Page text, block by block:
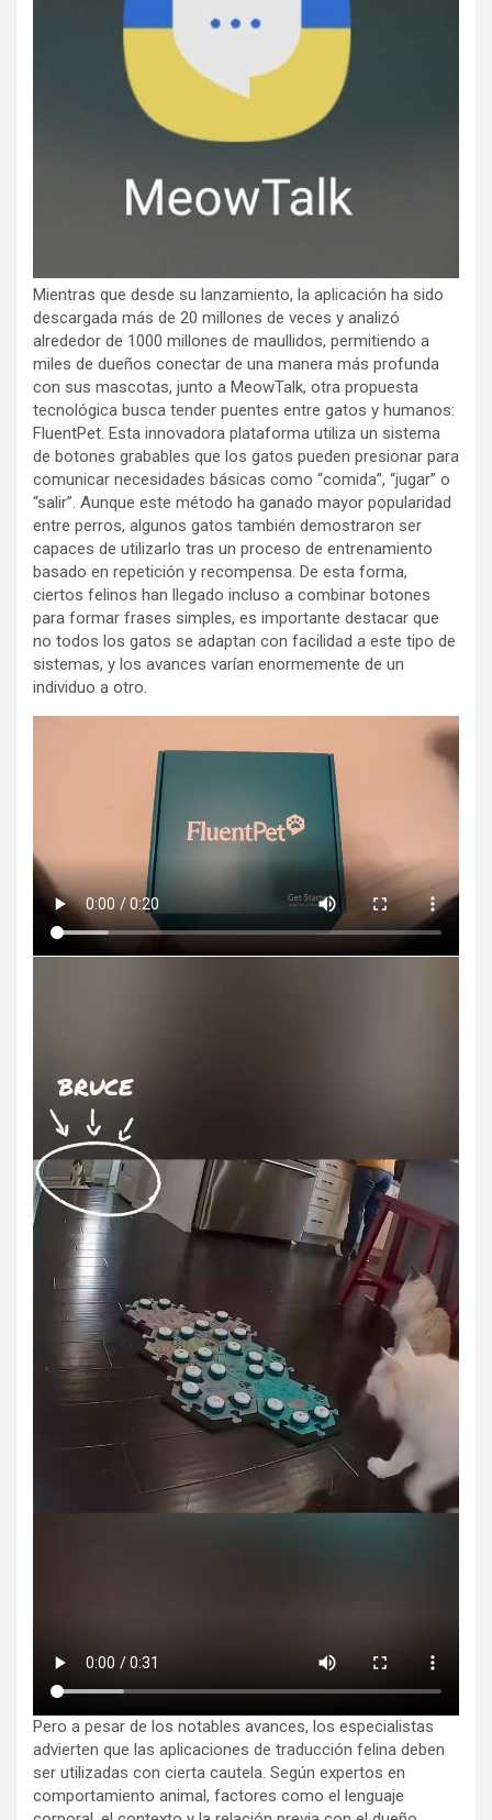
Mientras que desde su lanzamiento, la aplicación ha sido
descargada más de 20 millones de veces y analizó
alrededor de 1000 millones de maullidos, permitiendo a
miles de dueños conectar de una manera más profunda
con sus mascotas, junto a MeowTalk, otra propuesta
tecnológica busca tender puentes entre gatos y humanos:
FluentPet. Esta innovadora plataforma utiliza un sistema
de botones grabables que los gatos pueden presionar para
comunicar necesidades básicas como “comida”, “jugar” o
“salir”. Aunque este método ha ganado mayor popularidad
entre perros, algunos gatos también demostraron ser
capaces de utilizarlo tras un proceso de entrenamiento
basado en repetición y recompensa. De esta forma,
ciertos felinos han llegado incluso a combinar botones
para formar frases simples, es importante destacar que
no todos los gatos se adaptan con facilidad a este tipo de
sistemas, y los avances varían enormemente de un
individuo a otro.
Pero a pesar de los notables avances, los especialistas
advierten que las aplicaciones de traducción felina deben
ser utilizadas con cierta cautela. Según expertos en
comportamiento animal, factores como el lenguaje